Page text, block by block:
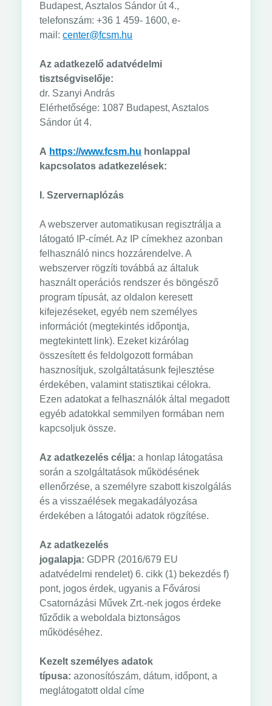
Budapest, Asztalos Sándor út 4.,
telefonszám: +36 1 459- 1600, e-
mail:center@fcsm.hu
Az adatkezelő adatvédelmi
tisztségviselője:
dr. Szanyi András
Elérhetősége: 1087 Budapest, Asztalos
Sándor út 4.
A https://www.fcsm.hu honlappal
kapcsolatos adatkezelések:
I. Szervernaplózás
A webszerver automatikusan regisztrálja a
látogató IP-címét. Az IP címekhez azonban
felhasználó nincs hozzárendelve. A
webszerver rögzíti továbbá az általuk
használt operációs rendszer és böngésző
program típusát, az oldalon keresett
kifejezéseket, egyéb nem személyes
információt (megtekintés időpontja,
megtekintett link). Ezeket kizárólag
összesített és feldolgozott formában
hasznosítjuk, szolgáltatásunk fejlesztése
érdekében, valamint statisztikai célokra.
Ezen adatokat a felhasználók által megadott
egyéb adatokkal semmilyen formában nem
kapcsoljuk össze.
Az adatkezelés célja: a honlap látogatása
során a szolgáltatások működésének
ellenőrzése, a személyre szabott kiszolgálás
és a visszaélések megakadályozása
érdekében a látogatói adatok rögzítése.
Az adatkezelés
jogalapja: GDPR (2016/679 EU
adatvédelmi rendelet) 6. cikk (1) bekezdés f)
pont, jogos érdek, ugyanis a Fővárosi
Csatornázási Művek Zrt.-nek jogos érdeke
fűződik a weboldala biztonságos
működéséhez.
Kezelt személyes adatok
típusa: azonosítószám, dátum, időpont, a
meglátogatott oldal címe